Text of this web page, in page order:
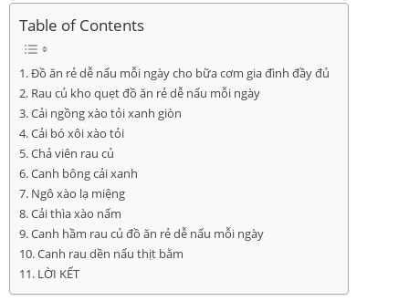
Table of Contents
Đồ ăn rẻ dễ nấu mỗi ngày cho bữa cơm gia đình đầy đủ
Rau củ kho quẹt đồ ăn rẻ dễ nấu mỗi ngày
Cải ngồng xào tỏi xanh giòn
Cải bó xôi xào tỏi
Chả viên rau củ
Canh bông cải xanh
Ngô xào lạ miệng
Cải thìa xào nấm
Canh hầm rau củ đồ ăn rẻ dễ nấu mỗi ngày
Canh rau dền nấu thịt bằm
LỜI KẾT